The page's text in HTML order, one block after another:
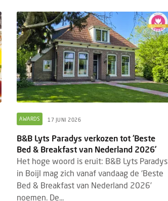
AWARDS 17 JUNI 2026
B&B Lyts Paradys verkozen tot ‘Beste
Bed & Breakfast van Nederland 2026’
Het hoge woord is eruit: B&B Lyts Paradys
in Boijl mag zich vanaf vandaag de ‘Beste
Bed & Breakfast van Nederland 2026’
noemen. De...